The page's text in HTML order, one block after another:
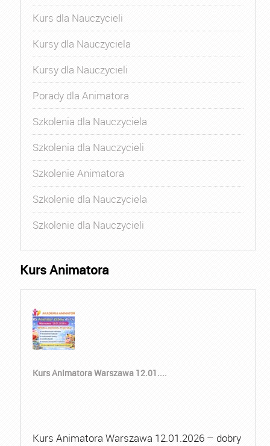
Kurs dla Nauczycieli
Kursy dla Nauczyciela
Kursy dla Nauczycieli
Porady dla Animatora
Szkolenia dla Nauczyciela
Szkolenia dla Nauczycieli
Szkolenie Animatora
Szkolenie dla Nauczyciela
Szkolenie dla Nauczycieli
Kurs Animatora
Kurs Animatora Warszawa 12.01....
Kurs Animatora Warszawa 12.01.2026 – dobry